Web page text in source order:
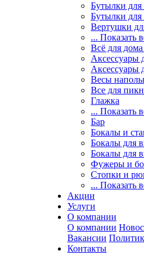
Бутылки
Бутылки для
Вертушки
... Показать
Всё для
Аксессуары
Аксессуары
Весы
Все для
Глажка
... Показать
Бар
Бокалы и
Бокалы для
Бокалы для
Фужеры и
Стопки и
... Показать
Акции
Услуги
О компании
О компании
Вакансии
Контакты